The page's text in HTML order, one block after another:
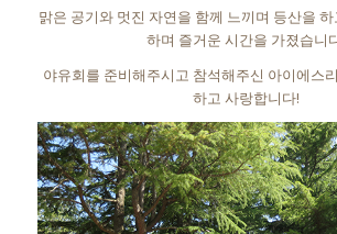
맑은 공기와 멋진 자연을 함께 느끼며 등산을
하며 즐거운 시간을 가졌습니
야유회를 준비해주시고 참석해주신 아이에스
하고 사랑합니다!